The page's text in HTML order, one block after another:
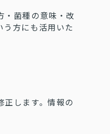
・菌種の意味・改
方にも活用いた
します。情報の